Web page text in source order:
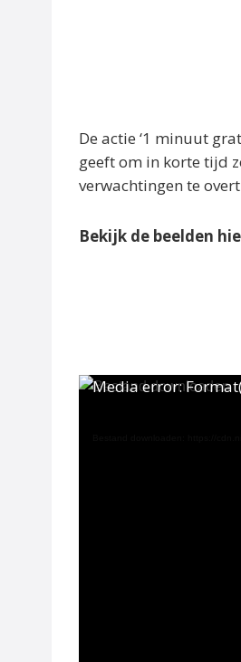
De actie ‘1 minuut
geeft om in korte tijd
verwachtingen te
Bekijk de beelden
Videospeler
Videospeler
Media error: